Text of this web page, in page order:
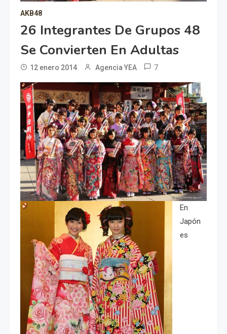
AKB48
26 Integrantes De Grupos 48
Se Convierten En Adultas
12 enero 2014 Agencia YEA 7
En
Japón
es